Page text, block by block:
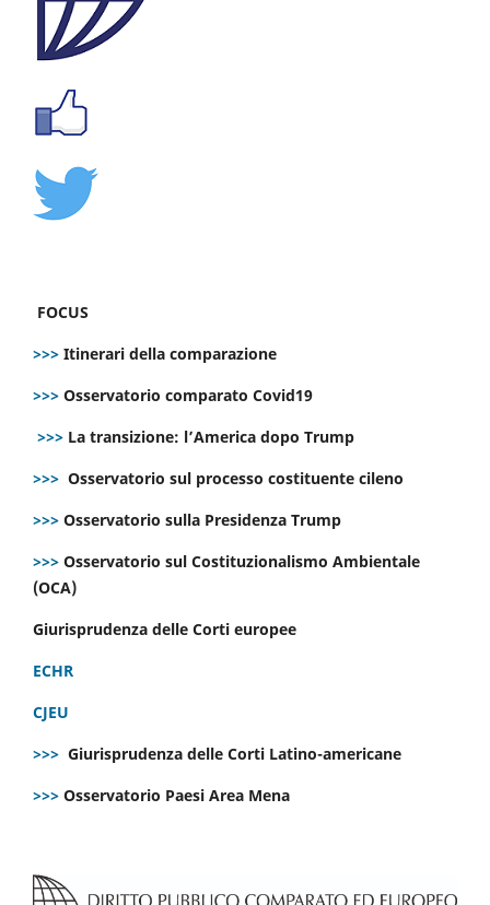
FOCUS
>>> Itinerari della comparazione
>>> Osservatorio comparato Covid19
>>> La transizione: l’America dopo Trump
>>> Osservatorio sul processo costituente cileno
>>> Osservatorio sulla Presidenza Trump
>>> Osservatorio sul Costituzionalismo Ambientale
(OCA)
Giurisprudenza delle Corti europee
ECHR
CJEU
>>> Giurisprudenza delle Corti Latino-americane
>>> Osservatorio Paesi Area Mena